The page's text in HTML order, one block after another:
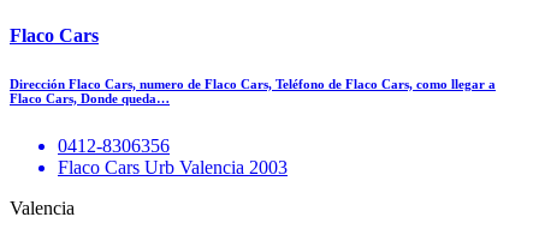
Flaco Cars
Dirección Flaco Cars, numero de Flaco Cars, Teléfono de Flaco Cars, como llegar a
Flaco Cars, Donde queda…
0412-8306356
Flaco Cars Urb Valencia 2003
Valencia